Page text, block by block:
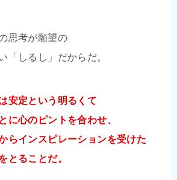
思考が願望の
「しるし」だからだ。
安定という明るくて
に心のピントを合わせ、
らインスピレーションを受けた
とることだ。